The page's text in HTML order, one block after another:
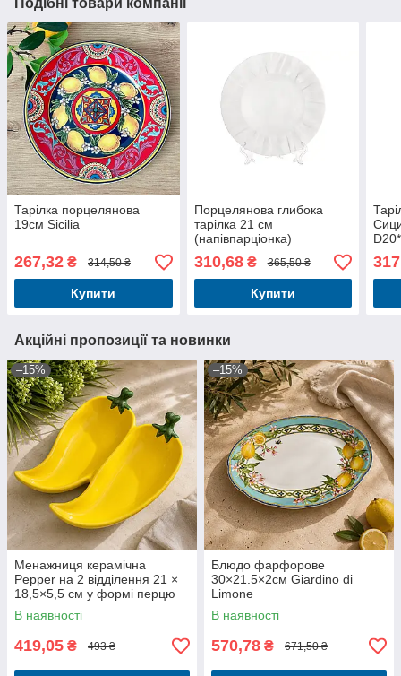
Тарілка порцелянова
19см Sicilia
267,32 ₴ 314,50 ₴
Купити
Порцелянова глибока
тарілка 21 см
(напівпарціонка)
310,68₴ 365,50 ₴
Купити
Акційні пропозиції та новинки
–15%
Менажниця керамічна
Pepper на 2 відділення 21 ×
18,5×5,5 см у формі перцю
В наявності
419,05 ₴ 493 ₴
–15%
Блюдо фарфорове
30×21.5×2см Giardino di
Limone
В наявності
570,78 ₴ 671,50 ₴